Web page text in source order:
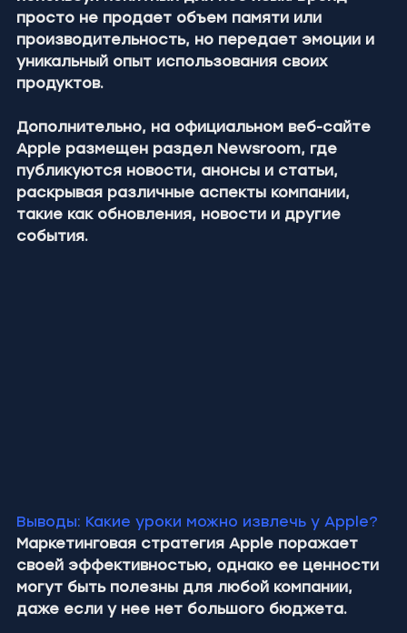
просто не продает объем памяти или
производительность, но передает эмоции и
уникальный опыт использования своих
продуктов.
Дополнительно, на официальном веб-сайте
Apple размещен раздел Newsroom, где
публикуются новости, анонсы и статьи,
раскрывая различные аспекты компании,
такие как обновления, новости и другие
события.
Выводы: Какие уроки можно извлечь у Apple?
Маркетинговая стратегия Apple поражает
своей эффективностью, однако ее ценности
могут быть полезны для любой компании,
даже если у нее нет большого бюджета.